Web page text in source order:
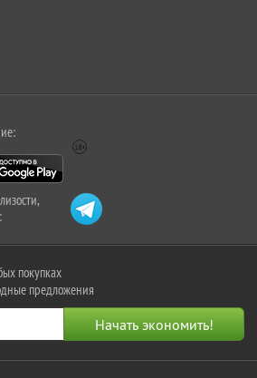
покупках
предложения